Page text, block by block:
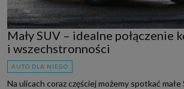
Mały SUV – idealne połączenie
i wszechstronności
AUTO DLA NIEGO
Na ulicach coraz częściej możemy spotkać